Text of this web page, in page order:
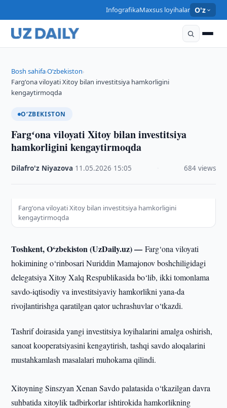
InfografikaMaxsus loyihalar O'z
Bosh sahifa›O‘zbekiston›
Fargʻona viloyati Xitoy bilan investitsiya hamkorligini
kengaytirmoqda
O‘ZBEKISTON
Fargʻona viloyati Xitoy bilan investitsiya
hamkorligini kengaytirmoqda
Dilafro'z Niyazova 11.05.2026 15:05 684 views
Fargʻona viloyati Xitoy bilan investitsiya hamkorligini
kengaytirmoqda
Toshkent, O‘zbekiston (UzDaily.uz) —Farg‘ona viloyati
hokimining o‘rinbosari Nuriddin Mamajonov boshchiligidagi
delegatsiya Xitoy Xalq Respublikasida bo‘lib, ikki tomonlama
savdo-iqtisodiy va investitsiyaviy hamkorlikni yana-da
rivojlantirishga qaratilgan qator uchrashuvlar o‘tkazdi.
Tashrif doirasida yangi investitsiya loyihalarini amalga oshirish,
sanoat kooperatsiyasini kengaytirish, tashqi savdo aloqalarini
mustahkamlash masalalari muhokama qilindi.
Xitoyning Sinszyan Xenan Savdo palatasida o‘tkazilgan davra
suhbatida xitoylik tadbirkorlar ishtirokida hamkorlikning